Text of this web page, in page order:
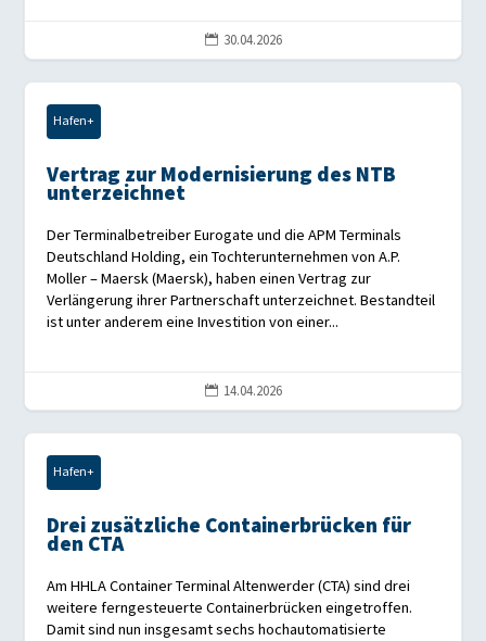
 30.04.2026
Hafen+
Vertrag zur Modernisierung des NTB
unterzeichnet
Der Terminalbetreiber Eurogate und die APM Terminals
Deutschland Holding, ein Tochterunternehmen von A.P.
Moller – Maersk (Maersk), haben einen Vertrag zur
Verlängerung ihrer Partnerschaft unterzeichnet. Bestandteil
ist unter anderem eine Investition von einer...
 14.04.2026
Hafen+
Drei zusätzliche Containerbrücken für
den CTA
Am HHLA Container Terminal Altenwerder (CTA) sind drei
weitere ferngesteuerte Containerbrücken eingetroffen.
Damit sind nun insgesamt sechs hochautomatisierte